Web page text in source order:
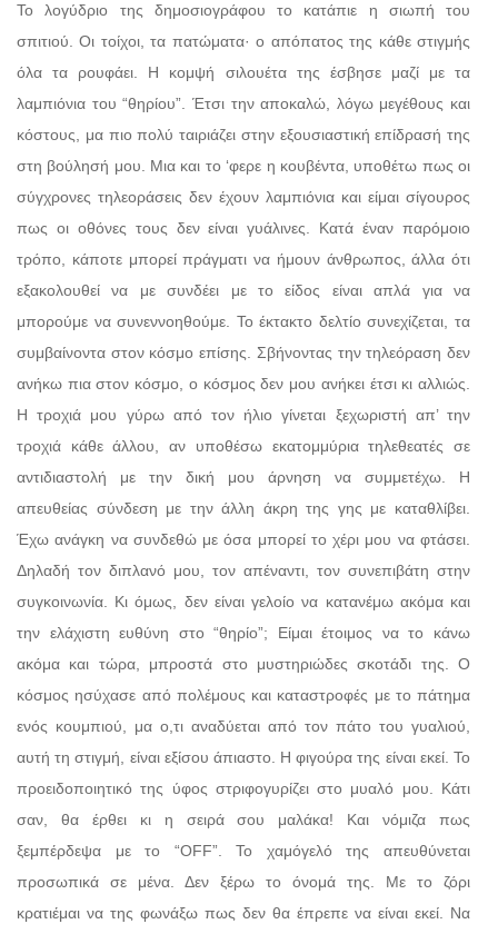
Το λογύδριο της δημοσιογράφου το κατάπιε η σιωπή του
σπιτιού. Οι τοίχοι, τα πατώματα· ο απόπατος της κάθε στιγμής
όλα τα ρουφάει. Η κομψή σιλουέτα της έσβησε μαζί με τα
λαμπιόνια του “θηρίου”. Έτσι την αποκαλώ, λόγω μεγέθους και
κόστους, μα πιο πολύ ταιριάζει στην εξουσιαστική επίδρασή της
στη βούλησή μου. Μια και το ‘φερε η κουβέντα, υποθέτω πως οι
σύγχρονες τηλεοράσεις δεν έχουν λαμπιόνια και είμαι σίγουρος
πως οι οθόνες τους δεν είναι γυάλινες. Κατά έναν παρόμοιο
τρόπο, κάποτε μπορεί πράγματι να ήμουν άνθρωπος, άλλα ότι
εξακολουθεί να με συνδέει με το είδος είναι απλά για να
μπορούμε να συνεννοηθούμε. Το έκτακτο δελτίο συνεχίζεται, τα
συμβαίνοντα στον κόσμο επίσης. Σβήνοντας την τηλεόραση δεν
ανήκω πια στον κόσμο, ο κόσμος δεν μου ανήκει έτσι κι αλλιώς.
Η τροχιά μου γύρω από τον ήλιο γίνεται ξεχωριστή απ’ την
τροχιά κάθε άλλου, αν υποθέσω εκατομμύρια τηλεθεατές σε
αντιδιαστολή με την δική μου άρνηση να συμμετέχω. Η
απευθείας σύνδεση με την άλλη άκρη της γης με καταθλίβει.
Έχω ανάγκη να συνδεθώ με όσα μπορεί το χέρι μου να φτάσει.
Δηλαδή τον διπλανό μου, τον απέναντι, τον συνεπιβάτη στην
συγκοινωνία. Κι όμως, δεν είναι γελοίο να κατανέμω ακόμα και
την ελάχιστη ευθύνη στο “θηρίο”; Είμαι έτοιμος να το κάνω
ακόμα και τώρα, μπροστά στο μυστηριώδες σκοτάδι της. Ο
κόσμος ησύχασε από πολέμους και καταστροφές με το πάτημα
ενός κουμπιού, μα ο,τι αναδύεται από τον πάτο του γυαλιού,
αυτή τη στιγμή, είναι εξίσου άπιαστο. Η φιγούρα της είναι εκεί. Το
προειδοποιητικό της ύφος στριφογυρίζει στο μυαλό μου. Κάτι
σαν, θα έρθει κι η σειρά σου μαλάκα! Και νόμιζα πως
ξεμπέρδεψα με το “OFF”. Το χαμόγελό της απευθύνεται
προσωπικά σε μένα. Δεν ξέρω το όνομά της. Με το ζόρι
κρατιέμαι να της φωνάξω πως δεν θα έπρεπε να είναι εκεί. Να